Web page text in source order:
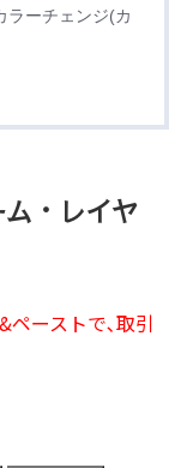
ラーチェンジ(カ
ム・レイヤ
ーストで､取引